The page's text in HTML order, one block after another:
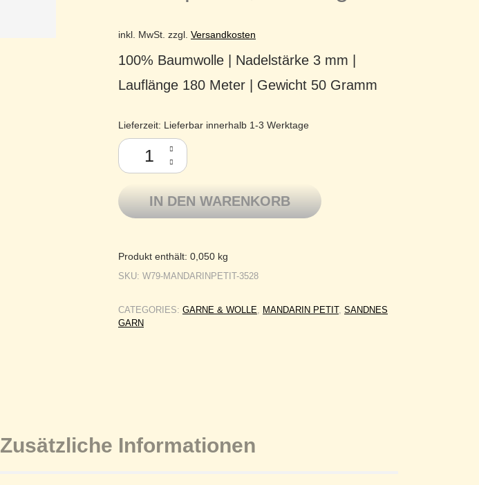
inkl. MwSt. zzgl. Versandkosten
100% Baumwolle | Nadelstärke 3 mm |
Lauflänge 180 Meter | Gewicht 50 Gramm
Lieferzeit: Lieferbar innerhalb 1-3 Werktage
Sandnes Garn dünne weiche Baumwolle Mandarin Petit 3528 chili Menge
IN DEN WARENKORB
Produkt enthält: 0,050 kg
SKU: W79-MANDARINPETIT-3528
CATEGORIES: GARNE & WOLLE MANDARIN PETIT, SANDNES
GARN
Zusätzliche Informationen